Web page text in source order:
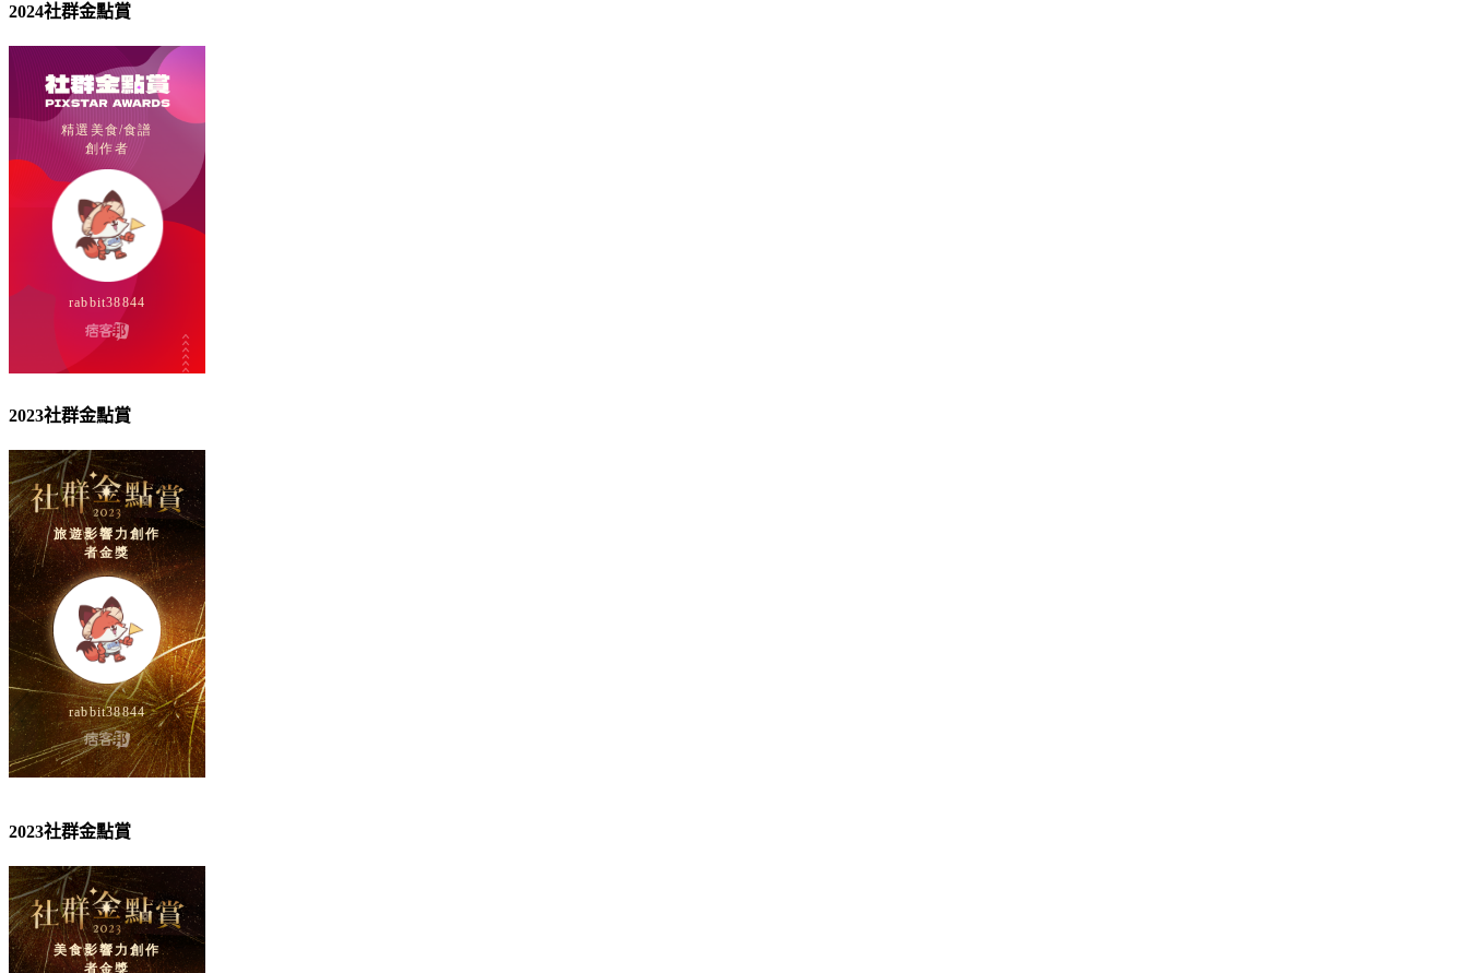
2024社群金點賞
2023社群金點賞
2023社群金點賞